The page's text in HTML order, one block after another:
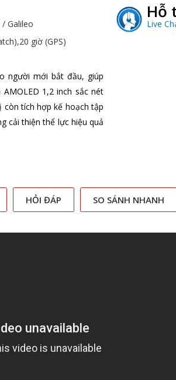
/ Galileo
giờ (GPS)
người mới bắt đầu, giúp
1,2 inch sắc nét
còn tích hợp kế hoạch tập
cải thiện thể lực hiệu quả
Hỗ
Live
HỎI ĐÁP SO SÁNH NHANH